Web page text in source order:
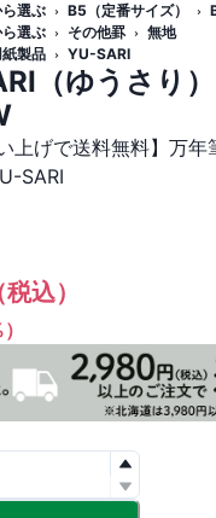
選ぶ B5（定番サイズ）
選ぶ その他罫
無地
製品 YU-SARI
（ゆうさり
上げで送料無料】万年
SARI
税込）